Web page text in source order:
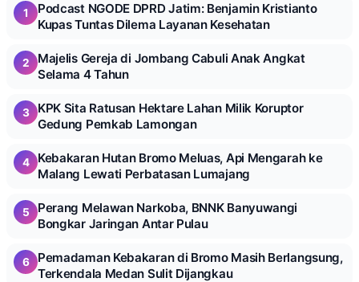
1
Podcast NGODE DPRD Jatim: Benjamin Kristianto
Kupas Tuntas Dilema Layanan Kesehatan
2
Majelis Gereja di Jombang Cabuli Anak Angkat
Selama 4 Tahun
3
KPK Sita Ratusan Hektare Lahan Milik Koruptor
Gedung Pemkab Lamongan
4
Kebakaran Hutan Bromo Meluas, Api Mengarah ke
Malang Lewati Perbatasan Lumajang
5
Perang Melawan Narkoba, BNNK Banyuwangi
Bongkar Jaringan Antar Pulau
6
Pemadaman Kebakaran di Bromo Masih Berlangsung,
Terkendala Medan Sulit Dijangkau